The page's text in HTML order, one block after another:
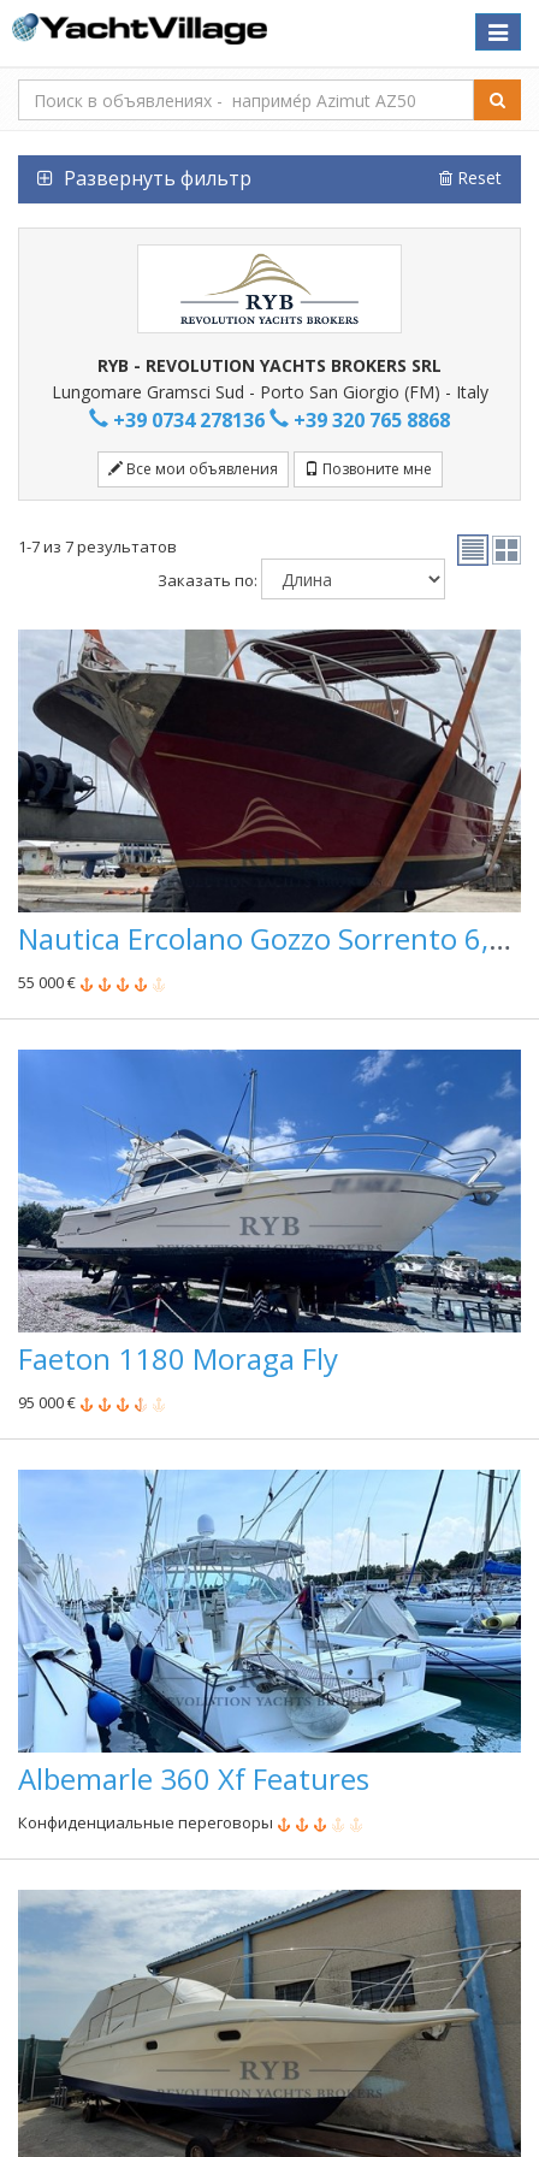
Toggle
Развернуть фильтр Reset
RYB - REVOLUTION YACHTS BROKERS SRL
Lungomare Gramsci Sud - Porto San Giorgio (FM) - Italy
+39 0734 278136 +39 320 765 8868
Все мои объявления Позвоните мне
1-7 из 7 результатов
Заказать по:
Nautica Ercolano Gozzo Sorrento 6,50
55 000 €
Faeton 1180 Moraga Fly
95 000 €
Albemarle 360 Xf Features
Конфиденциальные переговоры